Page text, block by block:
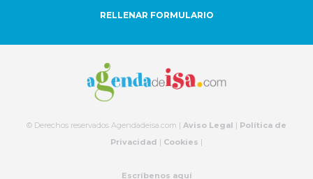
RELLENAR FORMULARIO
© Derechos reservados Agendadeisa.com | Aviso Legal | Política de
Privacidad | Cookies |
Escríbenos aquí